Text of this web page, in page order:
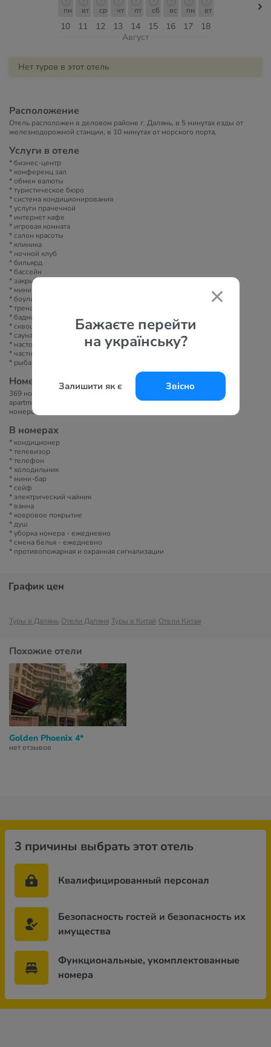
Бажаєте перейти
на українську?
Залишити як є Звісно
10
пн
11
вт
12
ср
13
чт
14
пт
15
сб
16
вс
17
пн
18
вт
Август
Нет туров в этот отель
Расположение
Отель расположен в деловом районе г. Далянь, в 5 минутах езды от
железнодорожной станции, в 10 минутах от морского порта.
Услуги в отеле
* бизнес-центр
* конференц зал
* обмен валюты
* туристическое бюро
* система кондиционирования
* услуги прачечной
* интернет кафе
* игровая комната
* салон красоты
* клиника
* ночной клуб
* бильярд
* бассейн
* закрытый теннисный корт
* мини гольф
* боулинг
* тренажерный зал
* бадминтон
* сквош
* сауна
* настольный теннис
* частный пляж
* рыбацкий клуб
Номера
369 номеров: 250 standard rooms, 35 executive rooms, 65 homestyle
apartments, 18 top grade scriptoriums, 1 luxury Presidential Suite, 36
номеров на Executive Floor.
В номерах
* кондиционер
* телевизор
* телефон
* холодильник
* мини-бар
* сейф
* электрический чайник
* ванна
* ковровое покрытие
* душ
* уборка номера - ежедневно
* смена белья - ежедневно
* противопожарная и охранная сигнализации
График цен
Туры в Далянь Отели Даляня Туры в Китай Отели Китая
Похожие отели
Golden Phoenix 4*
нет отзывов
3 причины выбрать этот отель
Квалифицированный персонал
Безопасность гостей и безопасность их
имущества
Функциональные, укомплектованные
номера